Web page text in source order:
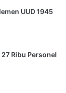
UUD 1945
Ribu Personel